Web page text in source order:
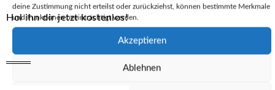
deine Zustimmung nicht erteilst oder zurückziehst, können bestimmte Merkmale
und Funktionen beeinträchtigt werden.
Akzeptieren
Ablehnen
Hol ihn dir jetzt kostenlos!